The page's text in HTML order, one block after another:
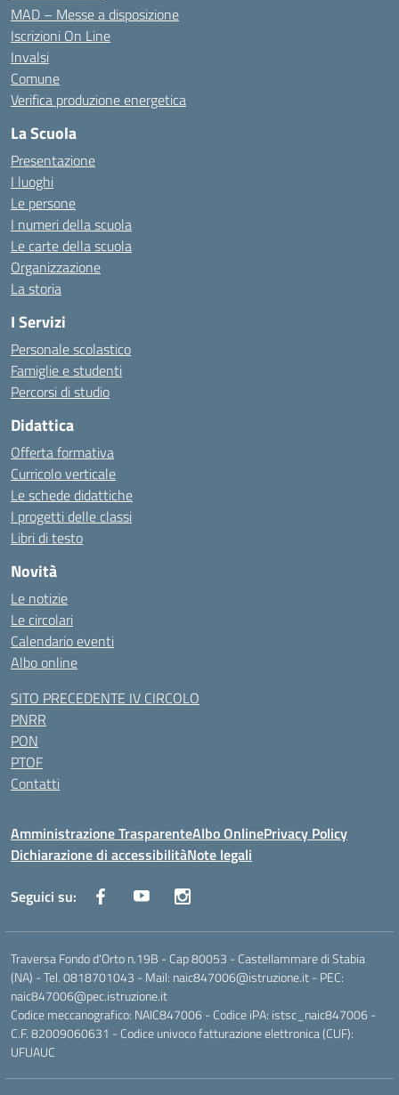
MAD – Messe a disposizione
Iscrizioni On Line
Invalsi
Comune
Verifica produzione energetica
La Scuola
Presentazione
I luoghi
Le persone
I numeri della scuola
Le carte della scuola
Organizzazione
La storia
I Servizi
Personale scolastico
Famiglie e studenti
Percorsi di studio
Didattica
Offerta formativa
Curricolo verticale
Le schede didattiche
I progetti delle classi
Libri di testo
Novità
Le notizie
Le circolari
Calendario eventi
Albo online
SITO PRECEDENTE IV CIRCOLO
PNRR
PON
PTOF
Contatti
Amministrazione TrasparenteAlbo OnlinePrivacy Policy
Dichiarazione di accessibilitàNote legali
Seguici su:
Traversa Fondo d'Orto n.19B - Cap 80053 - Castellammare di Stabia
(NA) - Tel. 0818701043 - Mail: naic847006@istruzione.it - PEC:
naic847006@pec.istruzione.it
Codice meccanografico: NAIC847006 - Codice iPA: istsc_naic847006 -
C.F. 82009060631 - Codice univoco fatturazione elettronica (CUF):
UFUAUC